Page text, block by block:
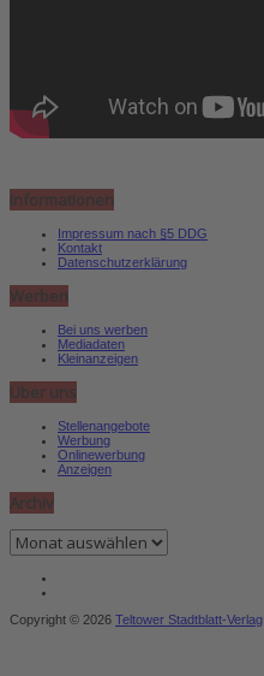
Informationen
Impressum nach §5 DDG
Kontakt
Datenschutzerklärung
Werben
Bei uns werben
Mediadaten
Kleinanzeigen
Über uns
Stellenangebote
Werbung
Onlinewerbung
Anzeigen
Archiv
Archiv
Copyright © 2026 Teltower Stadtblatt-Verlag